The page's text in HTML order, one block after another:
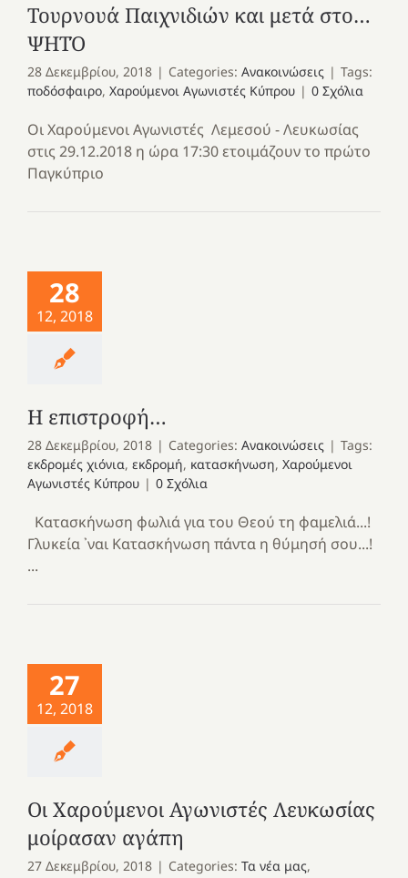
Τουρνουά Παιχνιδιών και μετά στο…
ΨΗΤΌ
28 Δεκεμβρίου, 2018 | Categories: Ανακοινώσεις | Tags:
ποδόσφαιρο, Χαρούμενοι Αγωνιστές Κύπρου | 0 Σχόλια
Οι Χαρούμενοι Αγωνιστές Λεμεσού - Λευκωσίας
στις 29.12.2018 η ώρα 17:30 ετοιμάζουν το πρώτο
Παγκύπριο
28
12, 2018
Η επιστροφή…
28 Δεκεμβρίου, 2018 | Categories: Ανακοινώσεις | Tags:
εκδρομές χιόνια, εκδρομή, κατασκήνωση, Χαρούμενοι
Αγωνιστές Κύπρου | 0 Σχόλια
Κατασκήνωση φωλιά για του Θεού τη φαμελιά...!
Γλυκεία ᾽ναι Κατασκήνωση πάντα η θύμησή σου...!
...
27
12, 2018
Οι Χαρούμενοι Αγωνιστές Λευκωσίας
μοίρασαν αγάπη
27 Δεκεμβρίου, 2018 | Categories: Τα νέα μας,